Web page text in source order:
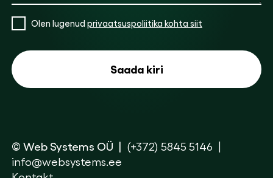
Olen lugenud privaatsuspoliitika kohta siit
© Web Systems OÜ
(+372) 5845 5146
info@websystems.ee